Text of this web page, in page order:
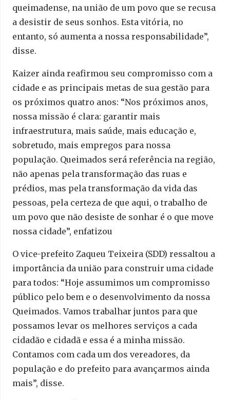
queimadense, na união de um povo que se recusa
a desistir de seus sonhos. Esta vitória, no
entanto, só aumenta a nossa responsabilidade”,
disse.
Kaizer ainda reafirmou seu compromisso com a
cidade e as principais metas de sua gestão para
os próximos quatro anos: “Nos próximos anos,
nossa missão é clara: garantir mais
infraestrutura, mais saúde, mais educação e,
sobretudo, mais empregos para nossa
população. Queimados será referência na região,
não apenas pela transformação das ruas e
prédios, mas pela transformação da vida das
pessoas, pela certeza de que aqui, o trabalho de
um povo que não desiste de sonhar é o que move
nossa cidade”, enfatizou
O vice-prefeito Zaqueu Teixeira (SDD) ressaltou a
importância da união para construir uma cidade
para todos: “Hoje assumimos um compromisso
público pelo bem e o desenvolvimento da nossa
Queimados. Vamos trabalhar juntos para que
possamos levar os melhores serviços a cada
cidadão e cidadã e essa é a minha missão.
Contamos com cada um dos vereadores, da
população e do prefeito para avançarmos ainda
mais”, disse.